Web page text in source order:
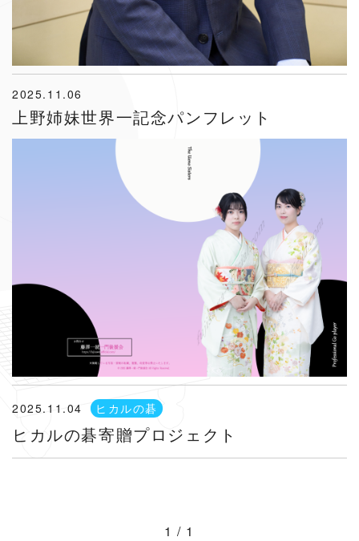
2025.11.06
上野姉妹世界一記念パンフレット
2025.11.04 ヒカルの碁
ヒカルの碁寄贈プロジェクト
1 / 1